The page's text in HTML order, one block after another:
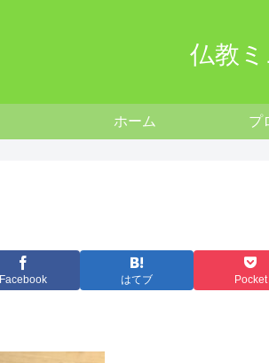
仏教
ホーム プ
Facebook はてブ Pocket